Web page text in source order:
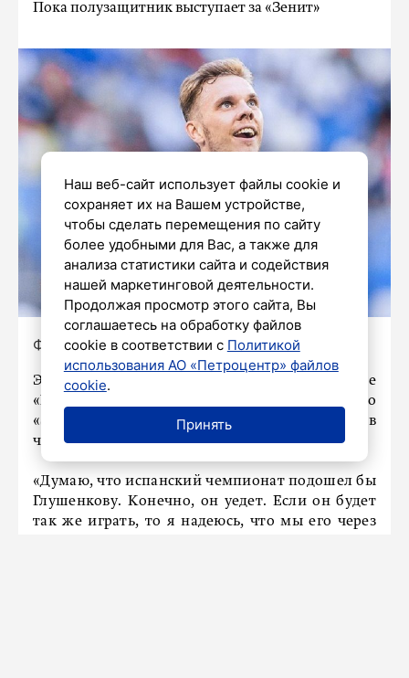
Пока полузащитник выступает за «Зенит»
Фото: t.me/fczenit
Экс-игрок «Спартака» Эдуард Мор в эфире
«Матч ТВ» сказал, что игрок петербургского
«Зенита» Максим Глушенков может уехать в
чемпионат Испании.
«Думаю, что испанский чемпионат подошел бы
Глушенкову. Конечно, он уедет. Если он будет
так же играть, то я надеюсь, что мы его через
Наш веб-сайт использует файлы cookie и
сохраняет их на Вашем устройстве,
чтобы сделать перемещения по сайту
более удобными для Вас, а также для
анализа статистики сайта и содействия
нашей маркетинговой деятельности.
Продолжая просмотр этого сайта, Вы
соглашаетесь на обработку файлов
cookie в соответствии с Политикой
использования АО «Петроцентр» файлов
cookie.
Принять